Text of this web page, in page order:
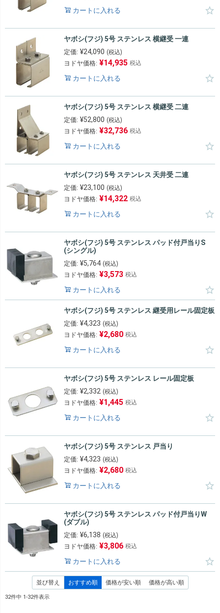
カートに入れる
ヤボシ(フジ) 5号 ステンレス 横継受 一連
定価: ¥24,090 (税込)
ヨドヤ価格: ¥14,935 税込
カートに入れる
ヤボシ(フジ) 5号 ステンレス 横継受 二連
定価: ¥52,800 (税込)
ヨドヤ価格: ¥32,736 税込
カートに入れる
ヤボシ(フジ) 5号 ステンレス 天井受 二連
定価: ¥23,100 (税込)
ヨドヤ価格: ¥14,322 税込
カートに入れる
ヤボシ(フジ) 5号 ステンレス パッド付戸当りS
(シングル)
定価: ¥5,764 (税込)
ヨドヤ価格: ¥3,573 税込
カートに入れる
ヤボシ(フジ) 5号 ステンレス 継受用レール固定板
定価: ¥4,323 (税込)
ヨドヤ価格: ¥2,680 税込
カートに入れる
ヤボシ(フジ) 5号 ステンレス レール固定板
定価: ¥2,332 (税込)
ヨドヤ価格: ¥1,445 税込
カートに入れる
ヤボシ(フジ) 5号 ステンレス 戸当り
定価: ¥4,323 (税込)
ヨドヤ価格: ¥2,680 税込
カートに入れる
ヤボシ(フジ) 5号 ステンレス パッド付戸当りW
(ダブル)
定価: ¥6,138 (税込)
ヨドヤ価格: ¥3,806 税込
カートに入れる
並び替え おすすめ順 価格が安い順 価格が高い順
32件中 1-32件表示